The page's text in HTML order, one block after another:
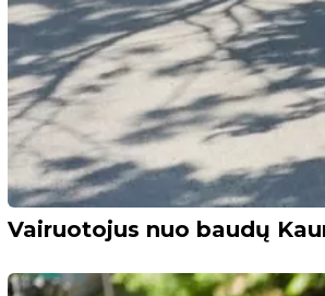
Vairuotojus nuo baudų